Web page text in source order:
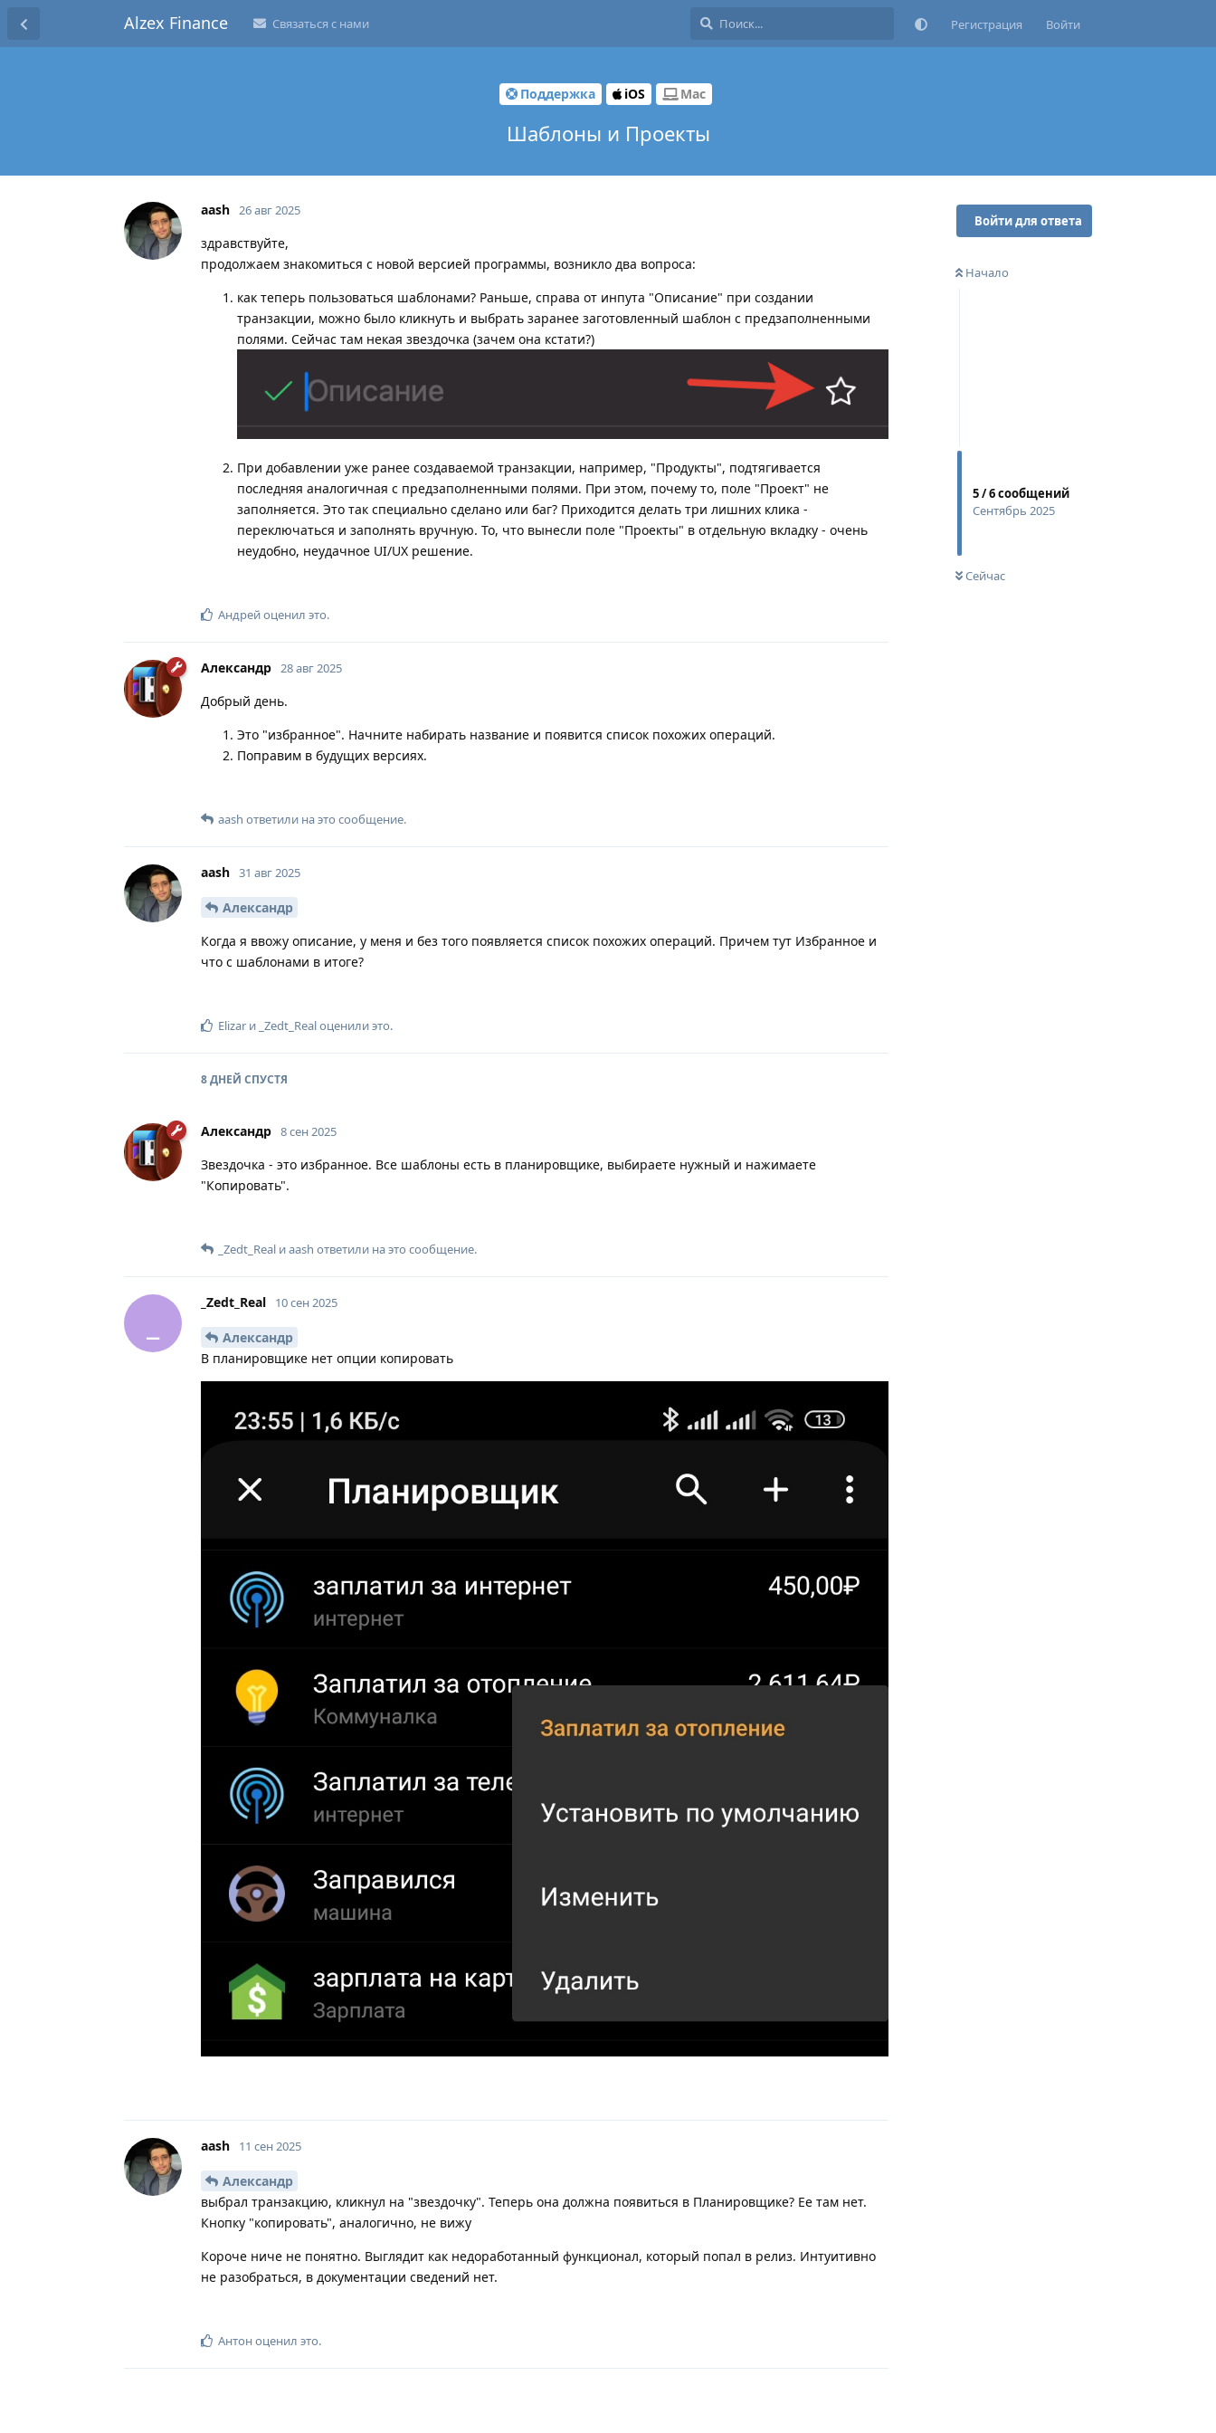
Alzex Finance Связаться с нами Регистрация Войти
Поддержка iOS Mac
Шаблоны и Проекты
Войти для ответа
Начало
5/6сообщений
Сентябрь 2025
Сейчас
aash 26 авг 2025
здравствуйте,
продолжаем знакомиться с новой версией программы, возникло два вопроса:
как теперь пользоваться шаблонами? Раньше, справа от инпута "Описание" при создании
транзакции, можно было кликнуть и выбрать заранее заготовленный шаблон с предзаполненными
полями. Сейчас там некая звездочка (зачем она кстати?)
При добавлении уже ранее создаваемой транзакции, например, "Продукты", подтягивается
последняя аналогичная с предзаполненными полями. При этом, почему то, поле "Проект" не
заполняется. Это так специально сделано или баг? Приходится делать три лишних клика -
переключаться и заполнять вручную. То, что вынесли поле "Проекты" в отдельную вкладку - очень
неудобно, неудачное UI/UX решение.
Андрейоценил это.
Александр 28 авг 2025
Добрый день.
Это "избранное". Начните набирать название и появится список похожих операций.
Поправим в будущих версиях.
aash ответили на это сообщение.
aash 31 авг 2025
Александр
Когда я ввожу описание, у меня и без того появляется список похожих операций. Причем тут Избранное и
что с шаблонами в итоге?
Elizar и _Zedt_Realоценили это.
8 ДНЕЙ СПУСТЯ
Александр 8 сен 2025
Звездочка - это избранное. Все шаблоны есть в планировщике, выбираете нужный и нажимаете
"Копировать".
_Zedt_Real иaash ответили на это сообщение.
_Zedt_Real 10 сен 2025
Александр
В планировщике нет опции копировать
aash 11 сен 2025
Александр
выбрал транзакцию, кликнул на "звездочку". Теперь она должна появиться в Планировщике? Ее там нет.
Кнопку "копировать", аналогично, не вижу
Короче ниче не понятно. Выглядит как недоработанный функционал, который попал в релиз. Интуитивно
не разобраться, в документации сведений нет.
Антоноценил это.